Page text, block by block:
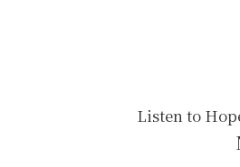
Listen to